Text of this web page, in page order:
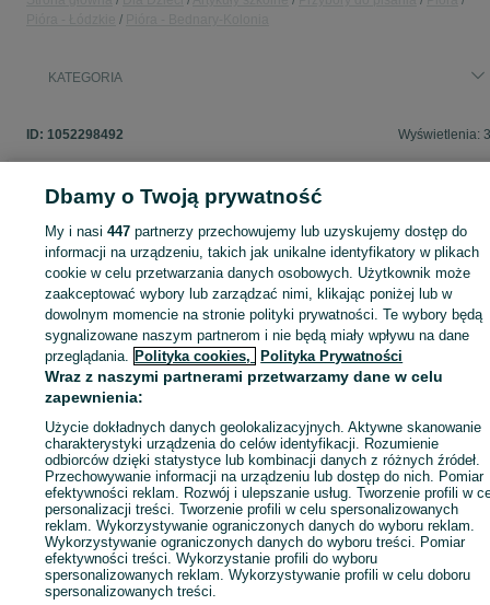
KATEGORIA
ID: 1052298492 Wyświetlenia:
Zaloguj się lub załóż konto na OLX, aby skontaktować się z
sprzedającym
Zaloguj się / Załóż konto
Kup
Dbamy o Twoją prywatność
My i nasi447 partnerzy przechowujemy lub uzyskujemy dostęp do
informacji na urządzeniu, takich jak unikalne identyfikatory w plikach
cookie w celu przetwarzania danych osobowych. Użytkownik może
zaakceptować wybory lub zarządzać nimi, klikając poniżej lub w
dowolnym momencie na stronie polityki prywatności. Te wybory będą
sygnalizowane naszym partnerom i nie będą miały wpływu na dane
przeglądania. Polityka cookies, Polityka Prywatności
Wraz z naszymi partnerami przetwarzamy dane w celu
zapewnienia:
Użycie dokładnych danych geolokalizacyjnych. Aktywne skanowanie
charakterystyki urządzenia do celów identyfikacji. Rozumienie
odbiorców dzięki statystyce lub kombinacji danych z różnych źródeł.
Przechowywanie informacji na urządzeniu lub dostęp do nich. Pomiar
efektywności reklam. Rozwój i ulepszanie usług. Tworzenie profili w
personalizacji treści. Tworzenie profili w celu spersonalizowanych
reklam. Wykorzystywanie ograniczonych danych do wyboru reklam.
Wykorzystywanie ograniczonych danych do wyboru treści. Pomiar
efektywności treści. Wykorzystanie profili do wyboru
spersonalizowanych reklam. Wykorzystywanie profili w celu doboru
spersonalizowanych treści.